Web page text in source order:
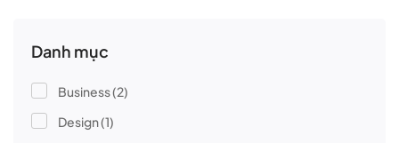
Danh mục
Business(2)
Design(1)